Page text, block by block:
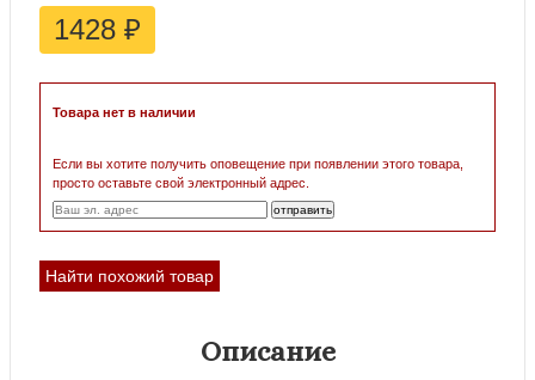
1428 ₽
Товара нет в наличии
Если вы хотите получить оповещение при появлении этого товара,
просто оставьте свой электронный адрес.
Найти похожий товар
Описание